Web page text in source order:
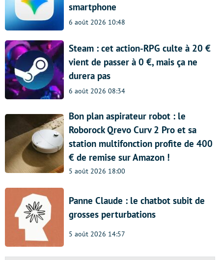
smartphone
6 août 2026 10:48
Steam : cet action-RPG culte à 20 €
vient de passer à 0 €, mais ça ne
durera pas
6 août 2026 08:34
Bon plan aspirateur robot : le
Roborock Qrevo Curv 2 Pro et sa
station multifonction profite de 400
€ de remise sur Amazon !
5 août 2026 18:00
Panne Claude : le chatbot subit de
grosses perturbations
5 août 2026 14:57